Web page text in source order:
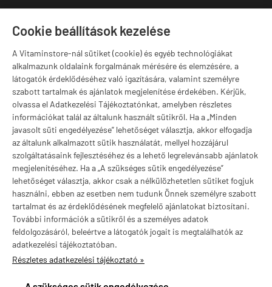
Cookie beállítások kezelése
A Vitaminstore-nál sütiket (cookie) és egyéb technológiákat
alkalmazunk oldalaink forgalmának mérésére és elemzésére, a
látogatók érdeklődéséhez való igazítására, valamint személyre
szabott tartalmak és ajánlatok megjelenítése érdekében. Kérjük,
olvassa el Adatkezelési Tájékoztatónkat, amelyben részletes
információkat talál az általunk használt sütikről. Ha a „Minden
javasolt süti engedélyezése” lehetőséget választja, akkor elfogadja
az általunk alkalmazott sütik használatát, mellyel hozzájárul
szolgáltatásaink fejlesztéséhez és a lehető legrelevánsabb ajánlatok
megjelenítéséhez. Ha a „A szükséges sütik engedélyezése”
lehetőséget választja, akkor csak a nélkülözhetetlen sütiket fogjuk
használni, ebben az esetben nem tudunk Önnek személyre szabott
tartalmat és az érdeklődésének megfelelő ajánlatokat biztosítani.
További információk a sütikről és a személyes adatok
feldolgozásáról, beleértve a látogatók jogait is megtalálhatók az
adatkezelési tájékoztatóban.
Részletes adatkezelési tájékoztató »
Szugló u. 83-85.
Márkák
Valuta választás
vitaminstore.hu -Vitaminstore / Gymstore Hungary